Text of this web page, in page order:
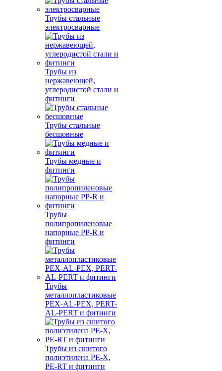
Трубы стальные
электросварные
Трубы из
нержавеющей,
углеродистой стали и
фитинги
Трубы стальные
бесшовные
Трубы медные и
фитинги
Трубы
полипропиленовые
напорные PP-R и
фитинги
Трубы
металлопластиковые
PEX-AL-PEX, PERT-
AL-PERT и фитинги
Трубы из сшитого
полиэтилена PE-X,
PE-RT и фитинги